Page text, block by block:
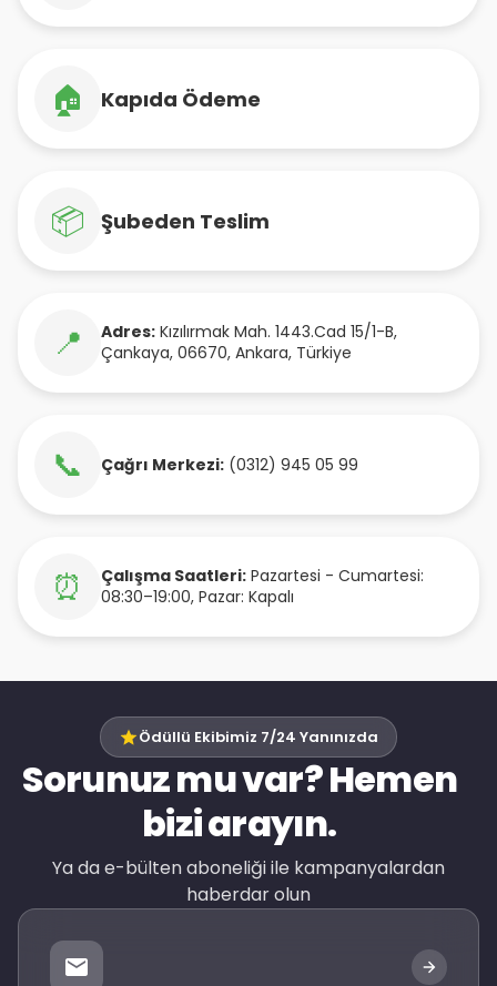
🏠 Kapıda Ödeme
📦 Şubeden Teslim
📍 Adres: Kızılırmak Mah. 1443.Cad 15/1-B,
Çankaya, 06670, Ankara, Türkiye
📞 Çağrı Merkezi: (0312) 945 05 99
⏰ Çalışma Saatleri: Pazartesi - Cumartesi:
08:30–19:00, Pazar: Kapalı
Ödüllü Ekibimiz 7/24 Yanınızda
Sorunuz mu var? Hemen
bizi arayın.
Ya da e-bülten aboneliği ile kampanyalardan
haberdar olun